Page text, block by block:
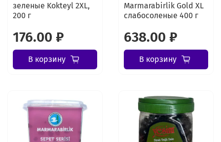
зеленые Kokteyl 2XL,
200 г
176.00 ₽
В корзину
Marmarabirlik Gold XL
слабосоленые 400 г
638.00 ₽
В корзину